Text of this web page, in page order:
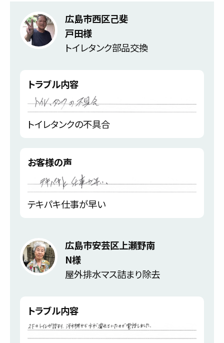
広島市西区己斐
戸田様
トイレタンク部品交換
トラブル内容
トイレタンクの不具合
お客様の声
テキパキ仕事が早い
広島市安芸区上瀬野南
N様
屋外排水マス詰まり除去
トラブル内容